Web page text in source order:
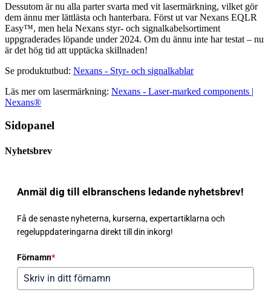
Dessutom är nu alla parter svarta med vit lasermärkning, vilket gör
dem ännu mer lättlästa och hanterbara. Först ut var Nexans EQLR
Easy™, men hela Nexans styr- och signalkabelsortiment
uppgraderades löpande under 2024. Om du ännu inte har testat – nu
är det hög tid att upptäcka skillnaden!
Se produktutbud: Nexans - Styr- och signalkablar
Läs mer om lasermärkning: Nexans - Laser-marked components |
Nexans®
Sidopanel
Nyhetsbrev
Anmäl dig till elbranschens ledande nyhetsbrev!
Få de senaste nyheterna, kurserna, expertartiklarna och
regeluppdateringarna direkt till din inkorg!
Förnamn*